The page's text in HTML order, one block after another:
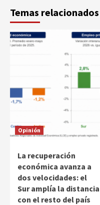
Temas relacionados
Opinión
La recuperación
económica avanza a
dos velocidades: el
Sur amplía la distancia
con el resto del país